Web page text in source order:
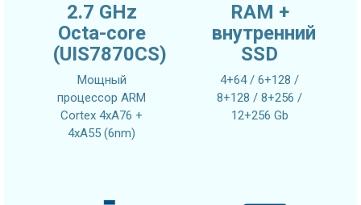
2.7 GHz
Octa-core
(UIS7870CS)
Мощный
процессор ARM
Cortex 4xA76 +
4xA55 (6nm)
RAM +
внутренний
SSD
4+64 / 6+128 /
8+128 / 8+256 /
12+256 Gb